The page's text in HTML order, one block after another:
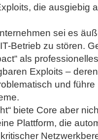
die ausgiebig
sei es
Betrieb zu stören.
als
Exploits –
und
biete Core aber
Plattform, die